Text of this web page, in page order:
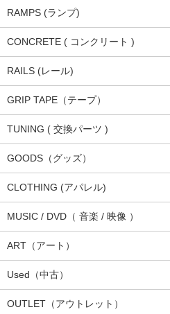
RAMPS (ランプ)
CONCRETE ( コンクリート )
RAILS (レール)
GRIP TAPE（テープ）
TUNING ( 交換パーツ )
GOODS（グッズ）
CLOTHING (アパレル)
MUSIC / DVD（ 音楽 / 映像 ）
ART（アート）
Used（中古）
OUTLET（アウトレット）